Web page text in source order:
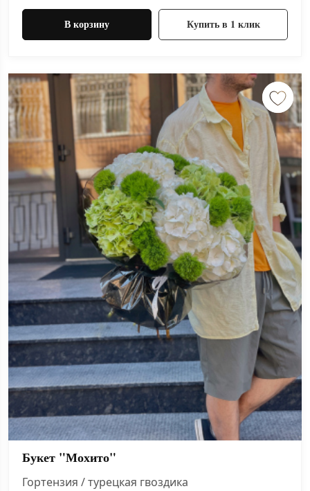
В корзину Купить в 1 клик
Букет "Мохито"
Гортензия / турецкая гвоздика